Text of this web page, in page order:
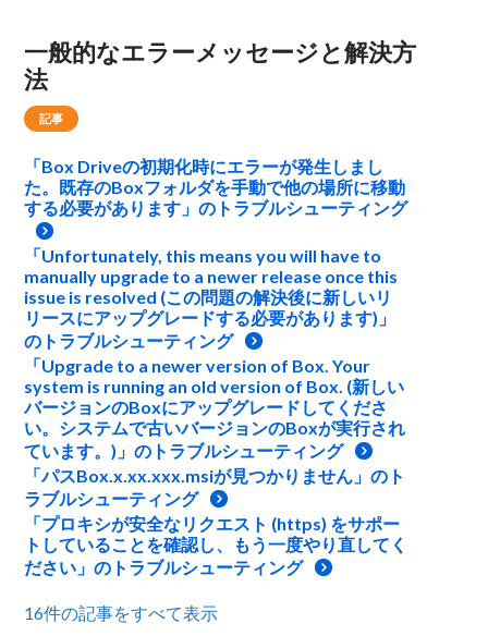
一般的なエラーメッセージと解決方
法
記事
「Box Driveの初期化時にエラーが発生しまし
た。既存のBoxフォルダを手動で他の場所に移動
する必要があります」のトラブルシューティング
「Unfortunately, this means you will have to
manually upgrade to a newer release once this
issue is resolved (この問題の解決後に新しいリ
リースにアップグレードする必要があります)」
のトラブルシューティング
「Upgrade to a newer version of Box. Your
system is running an old version of Box. (新しい
バージョンのBoxにアップグレードしてくださ
い。システムで古いバージョンのBoxが実行され
ています。)」のトラブルシューティング
「パスBox.x.xx.xxx.msiが見つかりません」のト
ラブルシューティング
「プロキシが安全なリクエスト (https) をサポー
トしていることを確認し、もう一度やり直してく
ださい」のトラブルシューティング
16件の記事をすべて表示